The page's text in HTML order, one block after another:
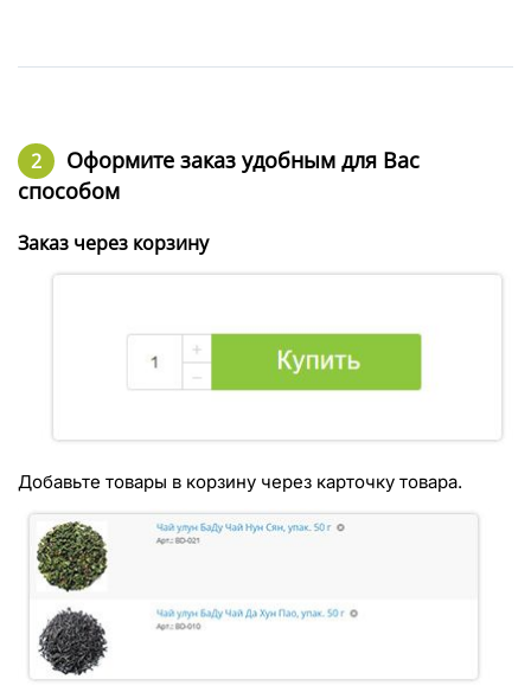
Оформите заказ удобным для Вас
способом
Заказ через корзину
Добавьте товары в корзину через карточку товара.